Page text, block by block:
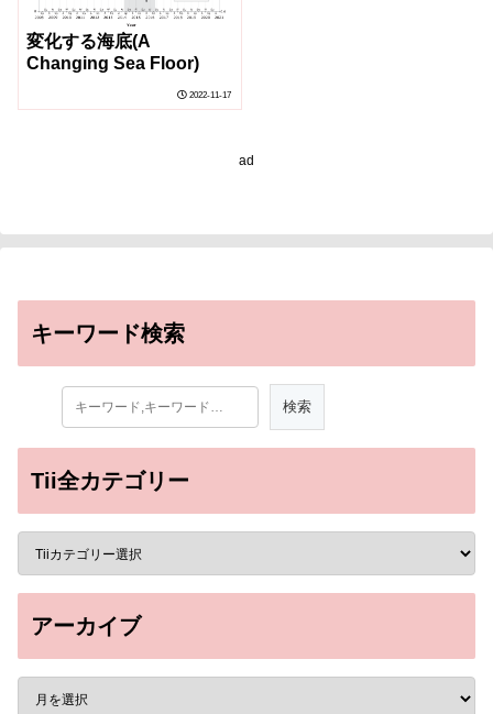
変化する海底(A
Changing Sea Floor)
2022-11-17
ad
キーワード検索
Tii全カテゴリー
アーカイブ